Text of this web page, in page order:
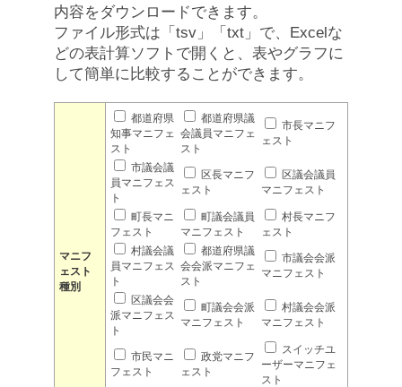
内容をダウンロードできます。
ファイル形式は「tsv」「txt」で、Excelな
どの表計算ソフトで開くと、表やグラフに
して簡単に比較することができます。
マニフ
ェスト
種別
都道府県
知事マニフェ
スト
都道府県議
会議員マニフェ
スト
市長マニフ
ェスト
市議会議
員マニフェス
ト
区長マニフ
ェスト
区議会議員
マニフェスト
町長マニ
フェスト
町議会議員
マニフェスト
村長マニフ
ェスト
村議会議
員マニフェス
ト
都道府県議
会会派マニフェ
スト
市議会会派
マニフェスト
区議会会
派マニフェス
ト
町議会会派
マニフェスト
村議会会派
マニフェスト
市民マニ
フェスト
政党マニフ
ェスト
スイッチユ
ーザーマニフェ
スト